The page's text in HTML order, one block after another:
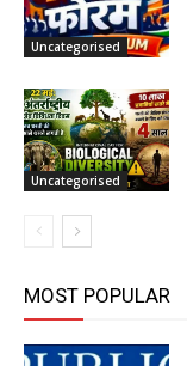
Uncategorised
Uncategorised
MOST POPULAR